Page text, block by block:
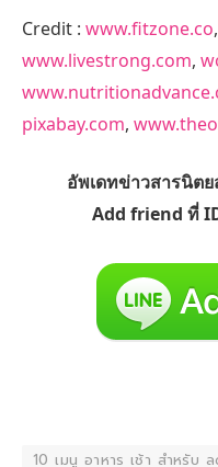
Credit : www.fitzone.co,
www.livestrong.com,
pixabay.com,
อัพเดทข่าวสารนิต
Add friend ที่
10 เมนู อาหาร เช้า สำหรับ